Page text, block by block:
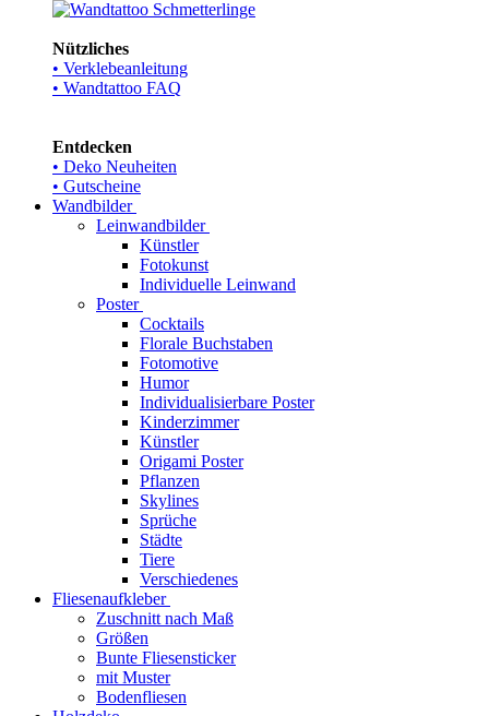
Nützliches
• Verklebeanleitung
• Wandtattoo FAQ
Entdecken
• Deko Neuheiten
• Gutscheine
Wandbilder
Leinwandbilder
Künstler
Fotokunst
Individuelle Leinwand
Poster
Cocktails
Florale Buchstaben
Fotomotive
Humor
Individualisierbare Poster
Kinderzimmer
Künstler
Origami Poster
Pflanzen
Skylines
Sprüche
Städte
Tiere
Verschiedenes
Fliesenaufkleber
Zuschnitt nach Maß
Größen
Bunte Fliesensticker
mit Muster
Bodenfliesen